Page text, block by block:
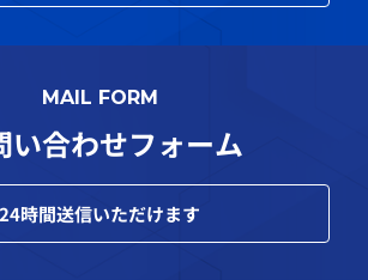
MAIL FORM
い合わせフォーム
24時間送信いただけます